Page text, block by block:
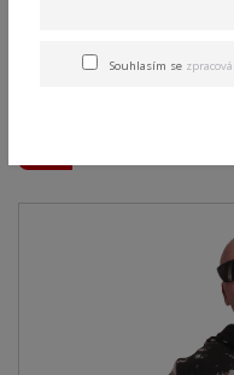
kapucíSouhlasím se